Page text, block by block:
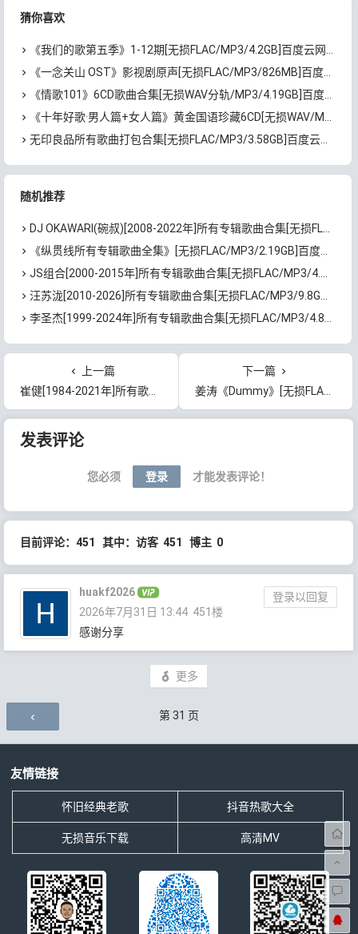
猜你喜欢
《我们的歌第五季》1-12期[无损FLAC/MP3/4.2GB]百度云网盘下载
《一念关山 OST》影视剧原声[无损FLAC/MP3/826MB]百度云网盘下载
《情歌101》6CD歌曲合集[无损WAV分轨/MP3/4.19GB]百度云网盘下载
《十年好歌·男人篇+女人篇》黄金国语珍藏6CD[无损WAV/MP3/4.09GB]百度云网盘下载
无印良品所有歌曲打包合集[无损FLAC/MP3/3.58GB]百度云网盘下载
随机推荐
DJ OKAWARI(碗叔)[2008-2022年]所有专辑歌曲合集[无损FLAC/MP3/6.84GB]百度云网盘下载
《纵贯线所有专辑歌曲全集》[无损FLAC/MP3/2.19GB]百度云网盘下载
JS组合[2000-2015年]所有专辑歌曲合集[无损FLAC/MP3/4.2GB]百度云网盘下载
汪苏泷[2010-2026]所有专辑歌曲合集[无损FLAC/MP3/9.8GB]百度云网盘下载
李圣杰[1999-2024年]所有专辑歌曲合集[无损FLAC/MP3/4.81GB]百度云网盘下载
上一篇
崔健[1984-2021年]所有歌曲专辑合集[无损FLAC/MP3/5.91GB]百度云网盘下载
下一篇
姜涛《Dummy》[无损FLAC/MP3/62MB]百度云网盘下载
文章导航
发表评论
您必须 登录 才能发表评论！
目前评论：451 其中：访客 451 博主 0
huakf2026
登录以回复
2026年7月31日 13:44 451楼
感谢分享
更多
评论导航 第 31 页
友情链接
怀旧经典老歌 抖音热歌大全
无损音乐下载 高清MV